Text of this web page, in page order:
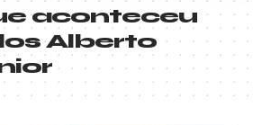
aconteceu
Alberto